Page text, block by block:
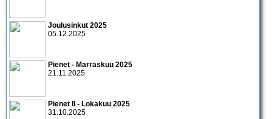
Joulusinkut 2025
05.12.2025
Pienet - Marraskuu 2025
21.11.2025
Pienet II - Lokakuu 2025
31.10.2025